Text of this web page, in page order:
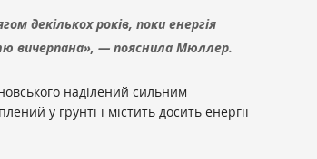
декількох років, поки енергія
вичерпана», — пояснила Мюллер.
наділений сильним
у грунті і містить досить енергії